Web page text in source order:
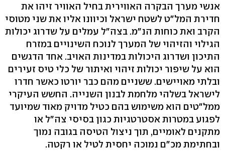
אנשי מערך הבקרה האווירית בחיל האוויר זיהו את
חדירת המל"ט לשטח ישראל וכיוונו אליו את שני מטוסי
הקרב ואת כוחות הנ"מ. בצה"ל עמלים על שדרוג יכולות
הגילוי והזיהוי של המערך לנוכח השינויים במזרח
התיכון ושדרוג היכולות במדינות האויב. אחד הדגשים
הוא על שיפור יכולות זיהוי ואיתור של כלי טיס זעירים
ובלתי מאויישים. ששניים מהם כבר יורטו כאשר חדרו
לישראל בשלהי מלחמת לבנון השנייה. החשש העיקרי
ממל"טים הוא משימוש בהם כטיל מדויק מאוד שמיועד
לפגוע במטרות אסטרטגיות כגון בסיסי צה"ל או
מתקנים לאומיים, תוך ניצול הטיסה בגובה נמוך
ובחתימת מכ"ם נמוכה יחסית לטיל או רקטה.